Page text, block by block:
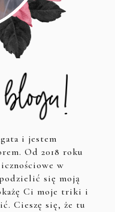
i jestem
Od 2018 roku
w
się moją
Ci moje triki i
Cieszę się, że tu